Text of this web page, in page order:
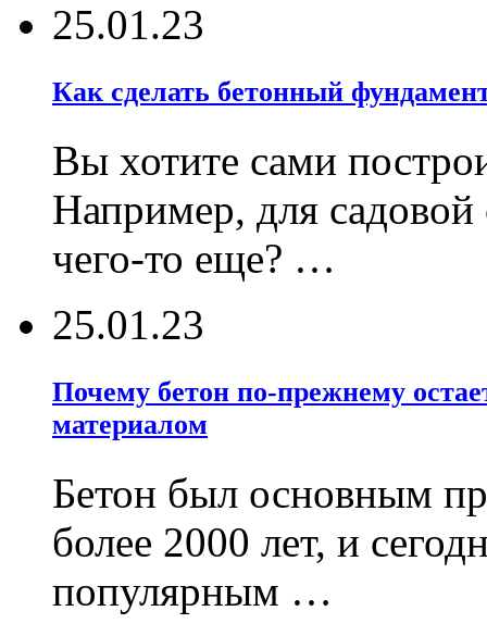
25.01.23
Как сделать бетонный
Вы хотите сами
Например, для
чего-то еще? …
25.01.23
Почему бетон по-прежнему
материалом
Бетон был основным
более 2000 лет, и
популярным …